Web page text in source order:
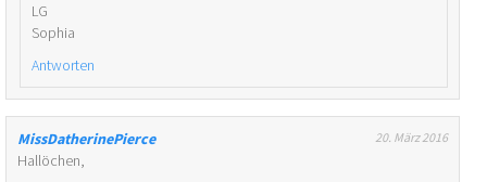
LG
Sophia
Antworten
MissDatherinePierce 20. März 2016
Hallöchen,